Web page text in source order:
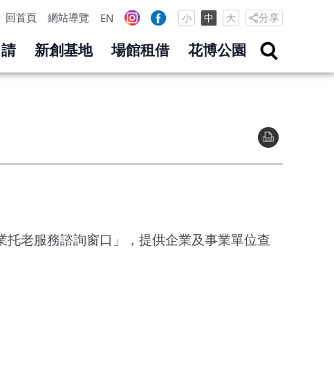
回首頁 網站導覽 EN 小 中 大 分享
新創基地 場館租借 花博公園
老服務諮詢窗口」，提供企業及事業單位查